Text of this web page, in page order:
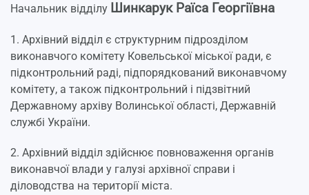
Начальник відділу Шинкарук Раїса Георгіївна
1. Архівний відділ є структурним підрозділом
виконавчого комітету Ковельської міської ради, є
підконтрольний раді, підпорядкований виконавчому
комітету, а також підконтрольний і підзвітний
Державному архіву Волинської області, Державній
службі України.
2. Архівний відділ здійснює повноваження органів
виконавчої влади у галузі архівної справи і
діловодства на території міста.